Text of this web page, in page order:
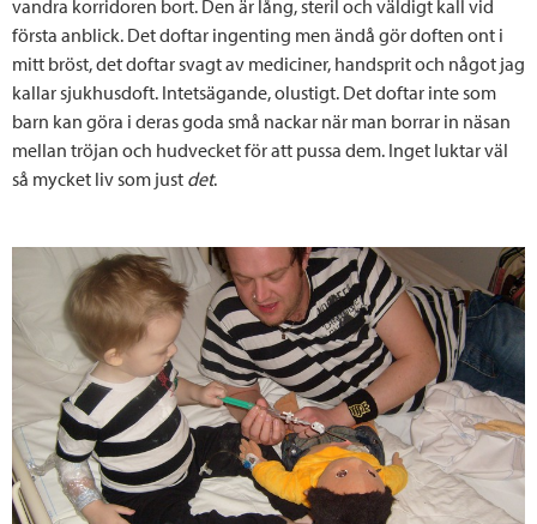
vandra korridoren bort. Den är lång, steril och väldigt kall vid
första anblick. Det doftar ingenting men ändå gör doften ont i
mitt bröst, det doftar svagt av mediciner, handsprit och något jag
kallar sjukhusdoft. Intetsägande, olustigt. Det doftar inte som
barn kan göra i deras goda små nackar när man borrar in näsan
mellan tröjan och hudvecket för att pussa dem. Inget luktar väl
så mycket liv som just det.